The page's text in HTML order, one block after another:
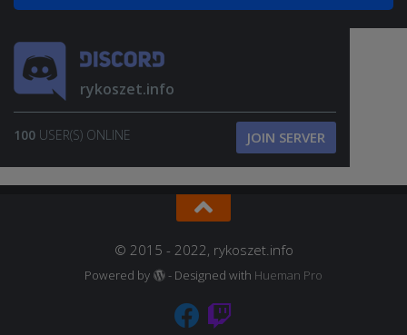
rykoszet.info
100 USER(S) ONLINE JOIN SERVER
© 2015 - 2022, rykoszet.info
Powered by - Designed with Hueman Pro